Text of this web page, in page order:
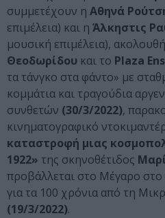
συμμετέχουν η Αθηνά
επιμέλεια) και η Άλκηστις
μουσική επιμέλεια),
Θεοδωρίδου και το Plaza
τα τάνγκο στα φάντο» με
κομμάτια και τραγούδια
συνθετών (30/3/2022),
κινηματογραφικό
καταστροφή μιας
1922» της σκηνοθέτιδος
προβάλλεται στο Μέγαρο
για τα 100 χρόνια από τη
(19/3/2022).